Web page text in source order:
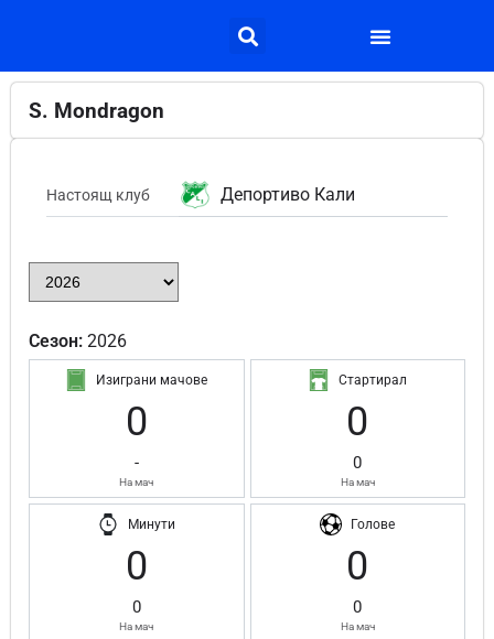
S. Mondragon
Настоящ клуб Депортиво Кали
Сезон: 2026
Изиграни мачове
0
-
На мач
Стартирал
0
0
На мач
Минути
0
0
На мач
Голове
0
0
На мач